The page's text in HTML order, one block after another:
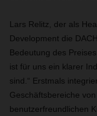
Lars Relitz, der als
Development die
Bedeutung des
ist für uns ein klarer
sind.“ Erstmals
Geschäftsbereiche
benutzerfreundlichen